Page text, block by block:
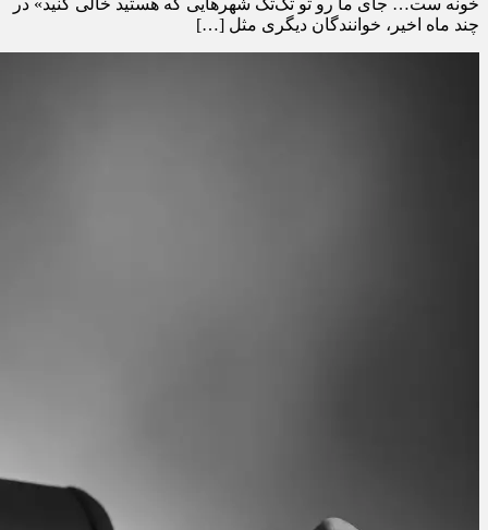
چند ماه اخیر، خوانندگان دیگری مثل […]